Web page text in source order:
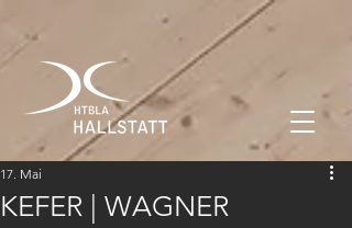
KEFER | WAGNER
17. Mai